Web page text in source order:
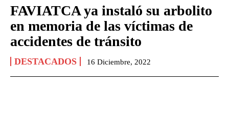
FAVIATCA ya instaló su arbolito
en memoria de las víctimas de
accidentes de tránsito
DESTACADOS 16 Diciembre, 2022